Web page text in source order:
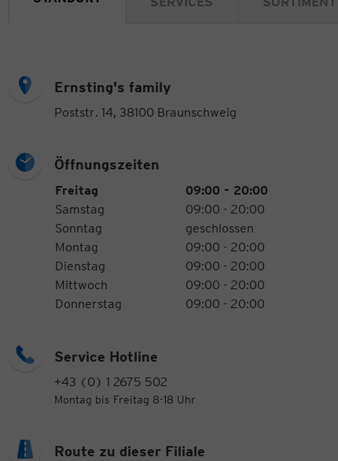
Ernsting's family
Poststr. 14, 38100 Braunschweig
Öffnungszeiten
Öffnungszeiten
Wochentag
Freitag
09:00 - 20:00
Samstag
09:00 - 20:00
Sonntag
geschlossen
Montag
09:00 - 20:00
Dienstag
09:00 - 20:00
Mittwoch
09:00 - 20:00
Donnerstag
09:00 - 20:00
Service Hotline
+43 (0) 1 2675 502
Montag bis Freitag 8-18 Uhr
Route zu dieser Filiale